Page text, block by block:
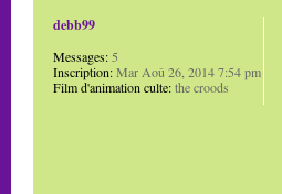
debb99
Messages: 5
Inscription:Mar Aoû 26, 2014 7:54 pm
Film d'animation culte:the croods